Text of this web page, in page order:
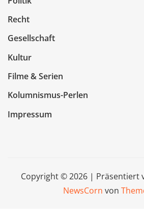
Recht
Gesellschaft
Kultur
Filme & Serien
Kolumnismus-Perlen
Impressum
Copyright © 2026 | Präsentiert
NewsCorn von